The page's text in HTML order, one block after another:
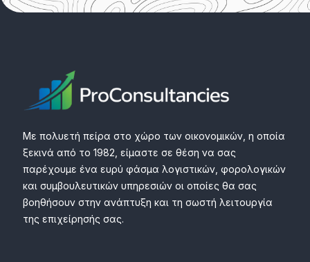
Με πολυετή πείρα στο χώρο των οικονομικών, η οποία
ξεκινά από το 1982, είμαστε σε θέση να σας
παρέχουμε ένα ευρύ φάσμα λογιστικών, φορολογικών
και συμβουλευτικών υπηρεσιών οι οποίες θα σας
βοηθήσουν στην ανάπτυξη και τη σωστή λειτουργία
της επιχείρησής σας.